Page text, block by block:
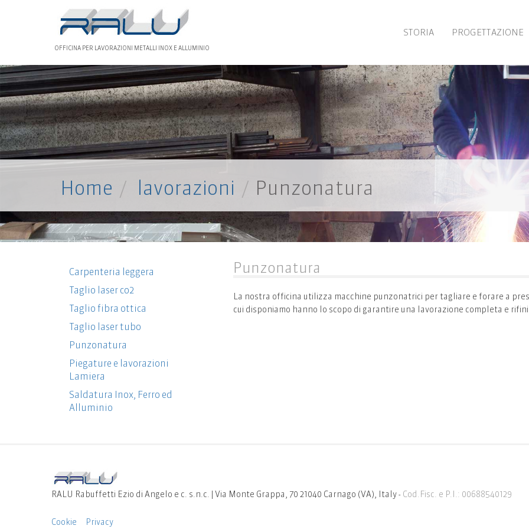
OFFICINA PER LAVORAZIONI METALLI INOX E ALLUMINIO
STORIA PROGETTAZIONE
Home lavorazioni Punzonatura
Carpenteria leggera
Taglio laser co2
Taglio fibra ottica
Taglio laser tubo
Punzonatura
Piegature e lavorazioni
Lamiera
Saldatura Inox, Ferro ed
Alluminio
Punzonatura
La nostra officina utilizza macchine punzonatrici per tagliare e forare a
cui disponiamo hanno lo scopo di garantire una lavorazione completa e
RALU Rabuffetti Ezio di Angelo e c. s.n.c. | Via Monte Grappa, 70 21040 Carnago (VA), Italy - Cod.Fisc. e P.I.: 00688540129
Cookie Privacy